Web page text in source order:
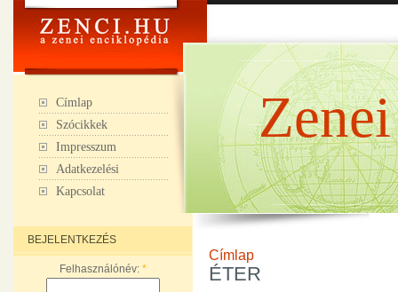
Címlap
Szócikkek
Impresszum
Adatkezelési
Kapcsolat
BEJELENTKEZÉS
Felhasználónév: *
Címlap
ÉTER